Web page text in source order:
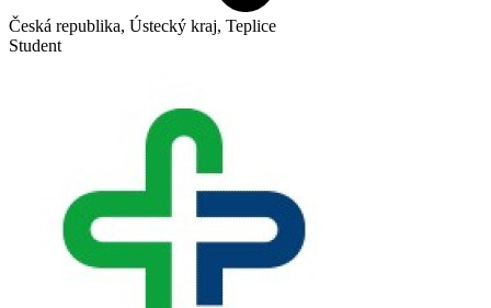
Česká republika, Ústecký kraj, Teplice
Student